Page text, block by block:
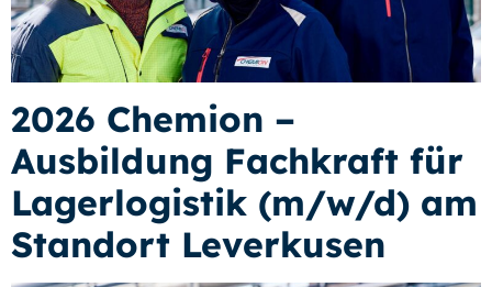
2026 Chemion –
Ausbildung Fachkraft für
Lagerlogistik (m/w/d) am
Standort Leverkusen